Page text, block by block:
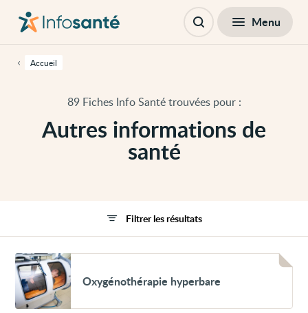
contenu
cette
principaleAutres informations de
santé
89 Fiches Info Santé trouvées pour :
Accueil
principale
Ouvrir Menu
Voir
Oxygénothérapie
hyperbare
Oxygénothérapie hyperbare
Filtrer les résultats
Filtres Fermer